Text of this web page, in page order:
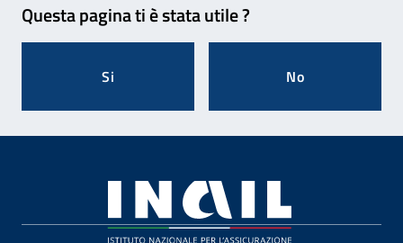
Questa pagina ti è stata utile ?
Si No